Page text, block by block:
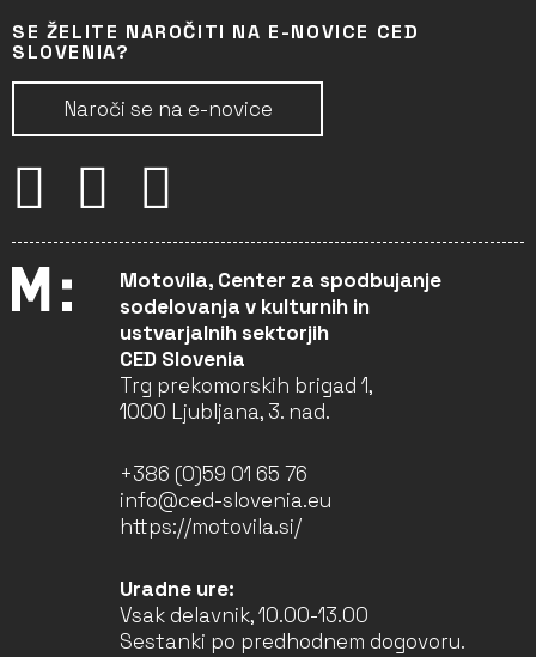
SE ŽELITE NAROČITI NA E-NOVICE CED
SLOVENIA?
Naroči se na e-novice
Motovila, Center za spodbujanje
sodelovanja v kulturnih in
ustvarjalnih sektorjih
CED Slovenia
Trg prekomorskih brigad 1,
1000 Ljubljana, 3. nad.
+386 (0)59 01 65 76
info@ced-slovenia.eu
https://motovila.si/
Uradne ure:
Vsak delavnik, 10.00-13.00
Sestanki po predhodnem dogovoru.